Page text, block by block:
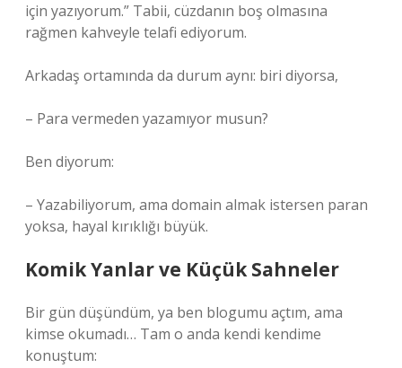
için yazıyorum.” Tabii, cüzdanın boş olmasına
rağmen kahveyle telafi ediyorum.
Arkadaş ortamında da durum aynı: biri diyorsa,
– Para vermeden yazamıyor musun?
Ben diyorum:
– Yazabiliyorum, ama domain almak istersen paran
yoksa, hayal kırıklığı büyük.
Komik Yanlar ve Küçük Sahneler
Bir gün düşündüm, ya ben blogumu açtım, ama
kimse okumadı… Tam o anda kendi kendime
konuştum: